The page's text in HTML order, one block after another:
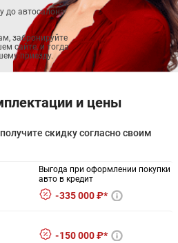
до автосалона
забронируйте
сайте, и тогда
приезду.
и цены
скидку согласно своим
Выгода при оформлении покупки
авто в кредит
335 000 ₽*
150 000 ₽*